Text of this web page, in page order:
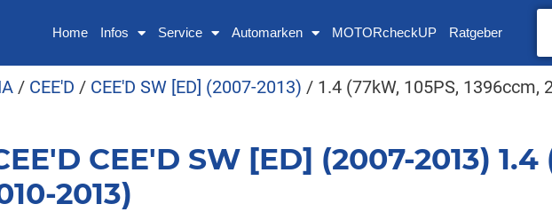
Home Infos Service Automarken MOTORcheckUP Ratgeber
/ CEE'D / CEE'D SW [ED] (2007-2013) / 1.4 (77kW, 105PS, 1396ccm,
CEE'D SW [ED] (2007-2013) 1.4
2013)